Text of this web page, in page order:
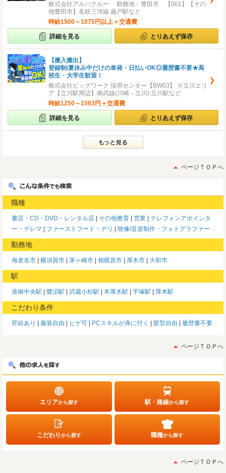
株式会社アルバクルー 勤務地：豊田市 【001】【その
他豊田市】名鉄三河線 越戸駅など
時給1500～1875円以上＋交通費
詳細を見る とりあえず保存
【搬入搬出】
登録制/夏休み中だけの単発・日払いOK◎履歴書不要★高
校生・大学生歓迎！
株式会社ビッグワーク 採用センター【BW03】 ※立川エリ
ア【立川駅周辺】南武線(川崎－立川) 立川駅など
時給1250～1563円＋交通費
詳細を見る とりあえず保存
ページＴＯＰへ
職種
書店・CD・DVD・レンタル店 その他教育 営業
テレフォンアポインタ
ー・テレマ
ファーストフード・デリ 映像/音楽制作・フォトグラファー
勤務地
海老名市 横須賀市 茅ヶ崎市 相模原市 厚木市 大和市
駅
港南中央駅 鷺沼駅 武蔵小杉駅 本厚木駅 平塚駅 厚木駅
こだわり条件
昇給あり 服装自由 ヒゲ可 PCスキルが身に付く 髪型自由 履歴書不要
ページＴＯＰへ
エリアから探す 駅・路線から探す
こだわりから探す 職種から探す
ページＴＯＰへ